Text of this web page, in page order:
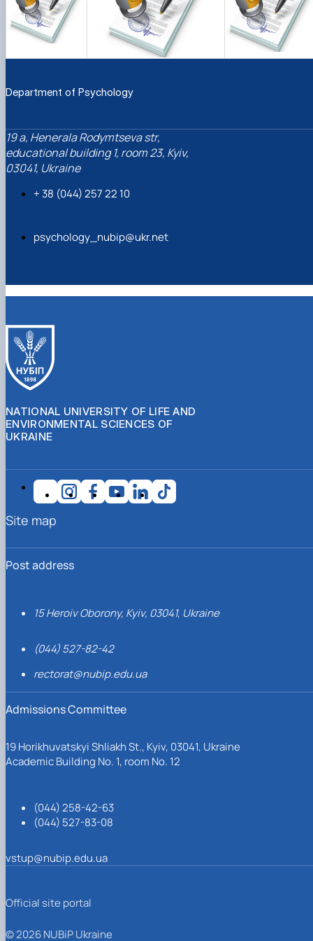
Department of Psychology
19 a, Henerala Rodymtseva str,
educational building 1, room 23, Kyiv,
03041, Ukraine
+ 38 (044) 257 22 10
psychology_nubip@ukr.net
NATIONAL UNIVERSITY OF LIFE AND
ENVIRONMENTAL SCIENCES OF
UKRAINE
Post address
15 Heroiv Oborony, Kyiv, 03041, Ukraine
(044) 527-82-42
rectorat@nubip.edu.ua
Admissions Committee
19 Horikhuvatskyi Shliakh St., Kyiv, 03041, Ukraine
Academic Building No. 1, room No. 12
(044) 258-42-63
(044) 527-83-08
vstup@nubip.edu.ua
Site map
Official site portal
© 2026 NUBiP Ukraine